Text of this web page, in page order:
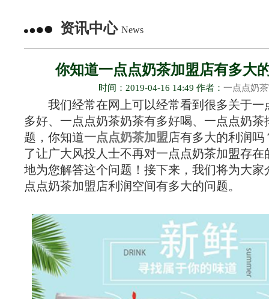
资讯中心 News
你知道一点点奶茶加盟店有多大
时间：2019-04-16 14:49 作者： 一点点奶
我们经常在网上可以经常看到很多关于一
多好、一点点奶茶奶茶有多好喝、一点点奶茶
题，你知道一点点奶茶加盟店有多大的利润
了让广大风投人士不再对一点点奶茶加盟存在
地为您解答这个问题！接下来，我们将为大家
点点奶茶加盟店利润空间有多大的问题。